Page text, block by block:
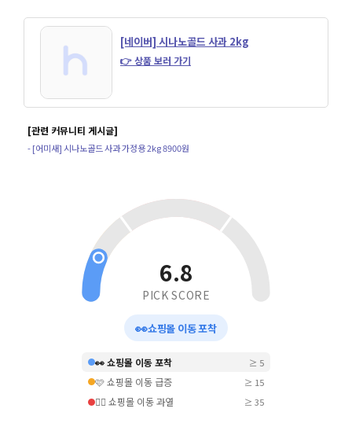
[네이버] 시나노골드 사과 2kg
👉 상품 보러 가기
[관련 커뮤니티 게시글]
- [어미새] 시나노골드 사과 가정용 2kg 8900원
6.8
PICK SCORE
👀쇼핑몰 이동 포착
👀 쇼핑몰 이동 포착 ≥ 5
🩷 쇼핑몰 이동 급증 ≥ 15
❤️‍🔥 쇼핑몰 이동 과열 ≥ 35